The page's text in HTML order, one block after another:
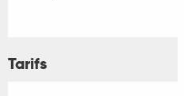
Tarifs